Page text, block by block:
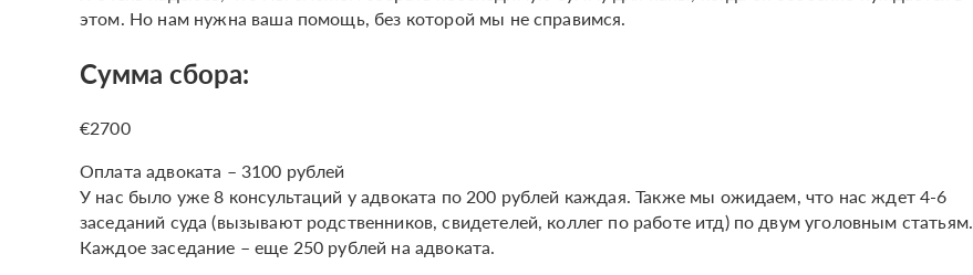
этом. Но нам нужна ваша помощь, без которой мы не справимся.
Сумма сбора:
€2700
Оплата адвоката – 3100 рублей
У нас было уже 8 консультаций у адвоката по 200 рублей каждая. Также мы ожидаем, что нас ждет 4-6
заседаний суда (вызывают родственников, свидетелей, коллег по работе итд) по двум уголовным статьям.
Каждое заседание – еще 250 рублей на адвоката.